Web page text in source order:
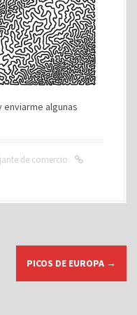
enviarme algunas
de comercio
PICOS DE EUROPA →